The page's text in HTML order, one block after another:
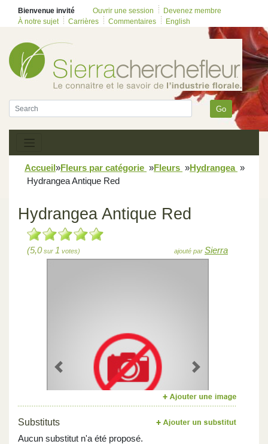
Bienvenue invité Ouvrir une session
Devenez membre
À notre sujet
Carrières Commentaires English
Go
Accueil»Fleurs par catégorie »Fleurs »Hydrangea »
Hydrangea Antique Red
Hydrangea Antique Red
(5,0sur 1 votes) ajouté par Sierra
Previous Next
Substituts
Aucun substitut n'a été proposé.